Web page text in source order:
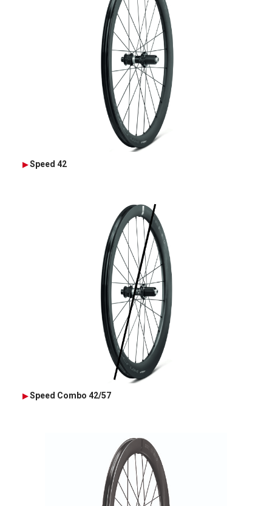
Speed 42
Speed Combo 42/57